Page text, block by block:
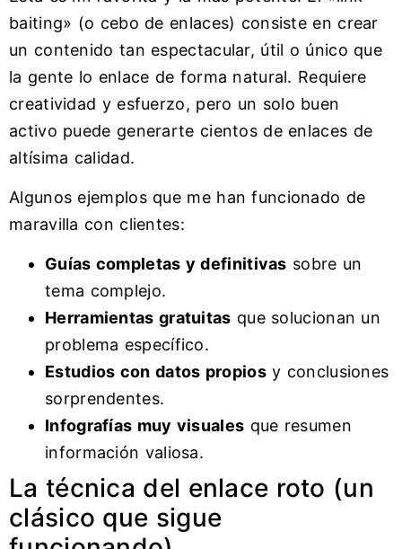
baiting» (o cebo de enlaces) consiste en crear
un contenido tan espectacular, útil o único que
la gente lo enlace de forma natural. Requiere
creatividad y esfuerzo, pero un solo buen
activo puede generarte cientos de enlaces de
altísima calidad.
Algunos ejemplos que me han funcionado de
maravilla con clientes:
Guías completas y definitivas sobre un
tema complejo.
Herramientas gratuitas que solucionan un
problema específico.
Estudios con datos propiosy conclusiones
sorprendentes.
Infografías muy visuales que resumen
información valiosa.
La técnica del enlace roto (un
clásico que sigue